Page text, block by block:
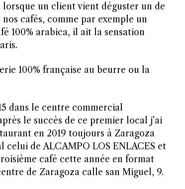
lorsque un client vient déguster un de
cafés, comme par exemple un
100% arabica, il ait la sensation
100% française au beurre ou la
dans le centre commercial
le succès de ce premier local j’ai
en 2019 toujours à Zaragoza
de ALCAMPO LOS ENLACES et
café cette année en format
de Zaragoza calle san Miguel, 9.